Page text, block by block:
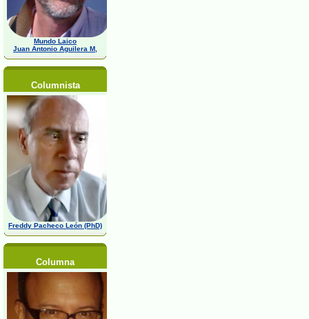
Mundo Laico
Juan Antonio Aguilera M,
Columnista
Freddy Pacheco León (PhD)
Columna